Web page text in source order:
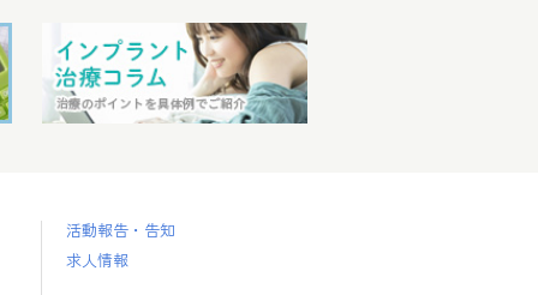
活動報告・告知
求人情報